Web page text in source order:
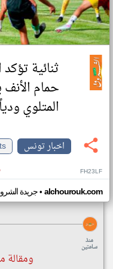
ثنائية
حمام
المتلوي
اخبار تونس
FH23LF
جريدة• alchourouk.com
منذ
ساعتين
ومقالة